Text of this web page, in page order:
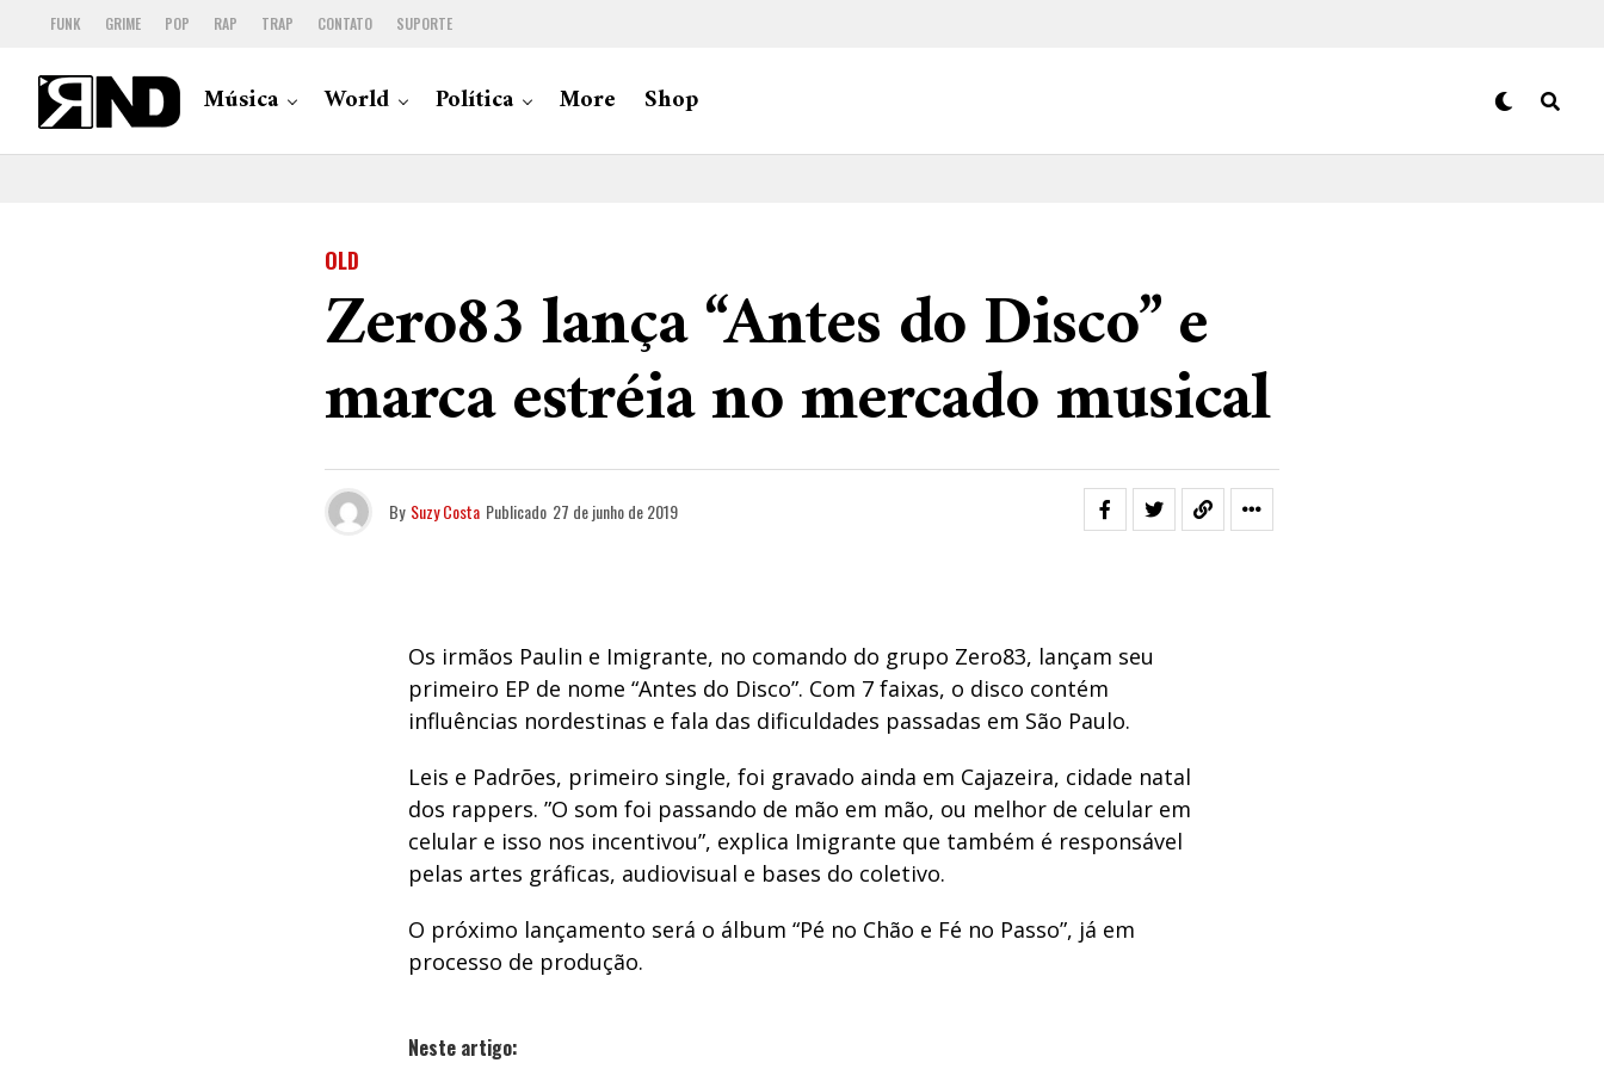
FUNK GRIME POP RAP TRAP CONTATO SUPORTE
Música World Política More Shop
OLD
Zero83 lança “Antes do Disco” e
marca estréia no mercado musical
By Suzy Costa Publicado 27 de junho de 2019
Os irmãos Paulin e Imigrante, no comando do grupo Zero83, lançam seu
primeiro EP de nome “Antes do Disco”. Com 7 faixas, o disco contém
influências nordestinas e fala das dificuldades passadas em São Paulo.
Leis e Padrões, primeiro single, foi gravado ainda em Cajazeira, cidade natal
dos rappers. ”O som foi passando de mão em mão, ou melhor de celular em
celular e isso nos incentivou”, explica Imigrante que também é responsável
pelas artes gráficas, audiovisual e bases do coletivo.
O próximo lançamento será o álbum “Pé no Chão e Fé no Passo”, já em
processo de produção.
Neste artigo: